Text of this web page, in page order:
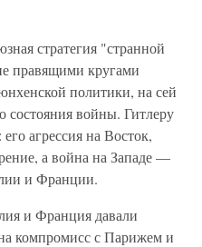
стратегия "странной
правящими кругами
политики, на сей
состояния войны. Гитлеру
агрессия на Восток,
а война на Западе —
и Франции.
и Франция давали
компромисс с Парижем и